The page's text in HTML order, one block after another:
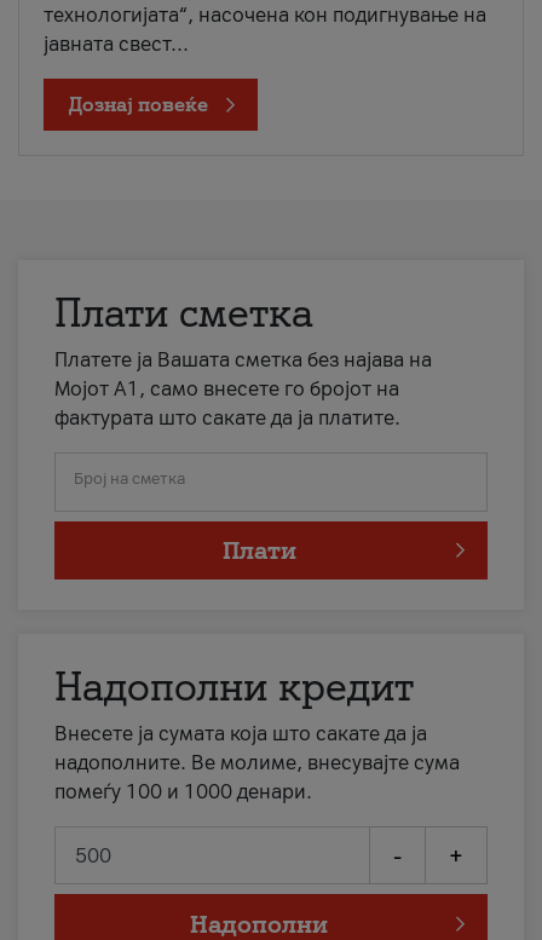
технологијата“, насочена кон подигнување на
јавната свест...
Дознај повеќе
Плати сметка
Платете ја Вашата сметка без најава на
Мојот А1, само внесете го бројот на
фактурата што сакате да ја платите.
Број на сметка
Плати
Надополни кредит
Внесете ја сумата која што сакате да ја
надополните. Ве молиме, внесувајте сума
помеѓу 100 и 1000 денари.
- +
Надополни